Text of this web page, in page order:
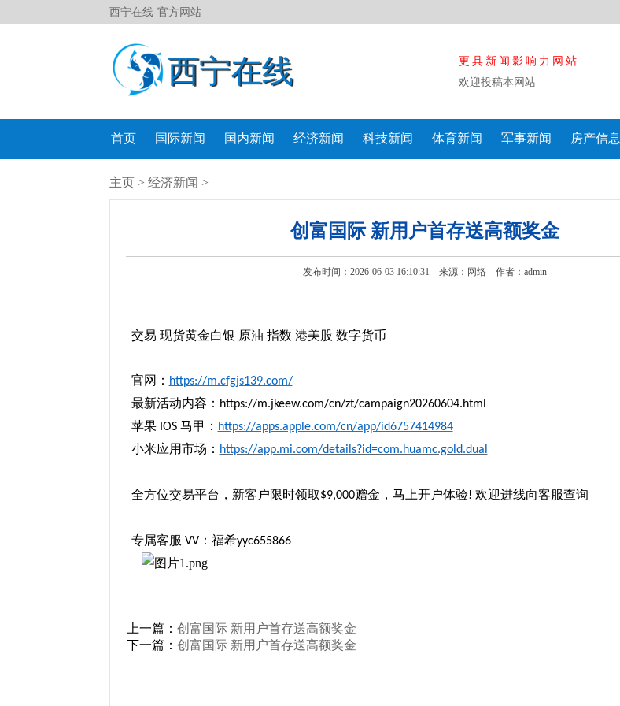
西宁在线-官方网站
西宁在线
更具新闻影响力网站
欢迎投稿本网站
首页 国际新闻 国内新闻 经济新闻 科技新闻 体育新闻 军事新闻 房产信息
主页> 经济新闻 >
创富国际 新用户首存送高额奖金
发布时间：2026-06-03 16:10:31 来源：网络 作者：admin
交易 现货黄金白银 原油 指数 港美股 数字货币
官网： https://m.cfgjs139.com/
最新活动内容： https://m.jkeew.com/cn/zt/campaign20260604.html
苹果IOS 马甲： https://apps.apple.com/cn/app/id6757414984
小米应用市场： https://app.mi.com/details?id=com.huamc.gold.dual
全方位交易平台，新客户限时领取$9,000赠金，马上开户体验! 欢迎进线向客服查询
专属客服 VV： 福希yyc655866
上一篇： 创富国际 新用户首存送高额奖金
下一篇： 创富国际 新用户首存送高额奖金